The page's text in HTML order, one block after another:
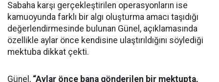
Sabaha karşı gerçekleştirilen operasyonların ise
kamuoyunda farklı bir algı oluşturma amacı taşıdığı
değerlendirmesinde bulunan Günel, açıklamasında
özellikle aylar önce kendisine ulaştırıldığını söylediği
mektuba dikkat çekti.
Günel, “Aylar önce bana gönderilen bir mektupta,